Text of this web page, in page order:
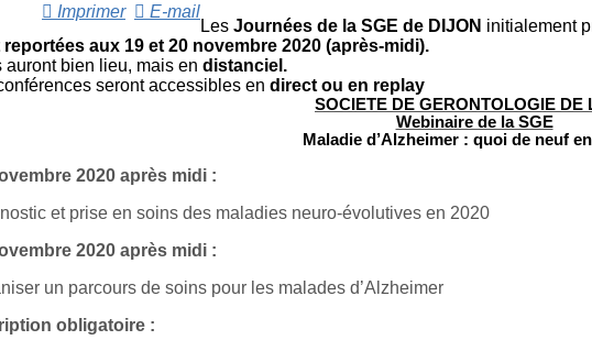
Imprimer
E-mail
Les Journées de la SGE de DIJON initialement
aux 19 et 20 novembre 2020 (après-midi).
auront bien lieu, mais en distanciel.
seront accessibles en direct ou en replay
SOCIETE DE GERONTOLOGIE DE
Webinaire de la SGE
Maladie d’Alzheimer : quoi de neuf
2020 après midi :
et prise en soins des maladies neuro-évolutives en 2020
2020 après midi :
un parcours de soins pour les malades d’Alzheimer
obligatoire :